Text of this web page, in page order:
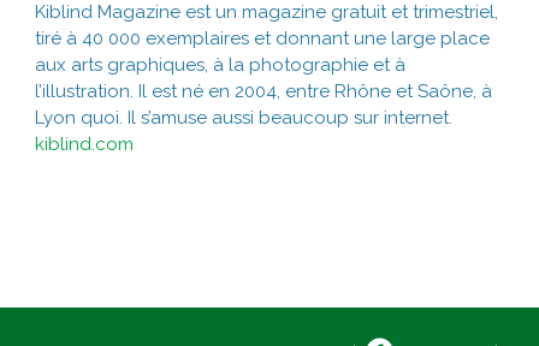
Kiblind Magazine est un magazine gratuit et trimestriel,
tiré à 40 000 exemplaires et donnant une large place
aux arts graphiques, à la photographie et à
l’illustration. Il est né en 2004, entre Rhône et Saône, à
Lyon quoi. Il s’amuse aussi beaucoup sur internet.
kiblind.com